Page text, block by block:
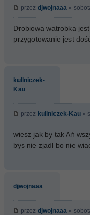
przez djwojnaaa »
Drobiowa watrobka
przygotowanie jest
kullniczek-
Kau
przez kullniczek-Kau »
wiesz jak by tak Ań
bys nie zjadł bo nie
djwojnaaa
przez djwojnaaa »